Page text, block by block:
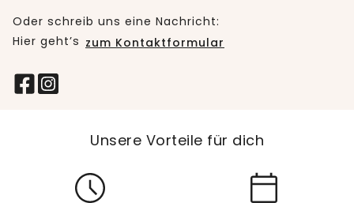
Oder schreib uns eine Nachricht:
Hier geht’s zum Kontaktformular
Unsere Vorteile für dich